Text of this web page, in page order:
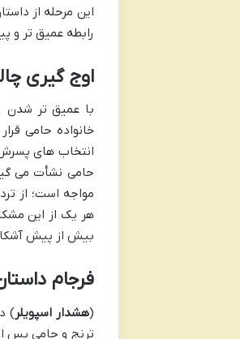
این مرحله از
رابطه عمیق تر و
اوج گیری
با عمیق تر شدن
خانواده حامی
انتخاب های پسرش
حامی نشأت می
مواجه است؛ از
هر یک از این
بیش از پیش
فرجام
(هشدار اسپویلر )
ترنج و حامی پس